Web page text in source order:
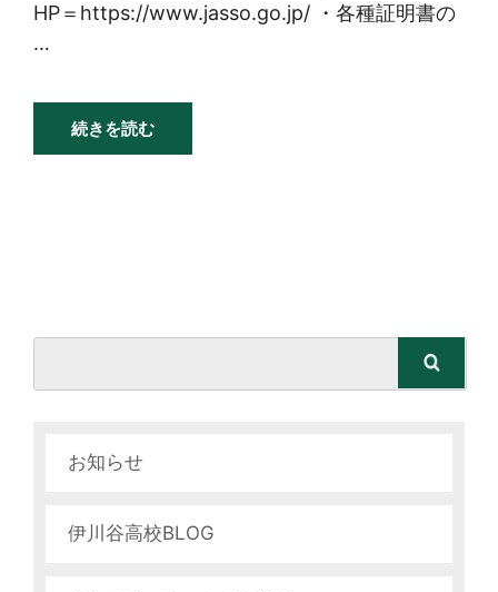
HP＝https://www.jasso.go.jp/ ・各種証明書の
…
続きを読む
検索
お知らせ
伊川谷高校BLOG